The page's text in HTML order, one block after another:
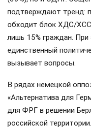
подтверждают тренд:
обходит блок ХДС/
лишь 15% граждан.
единственный
вызывает вопросы.
В рядах немецкой
«Альтернатива для
для ФРГ в решении
российской